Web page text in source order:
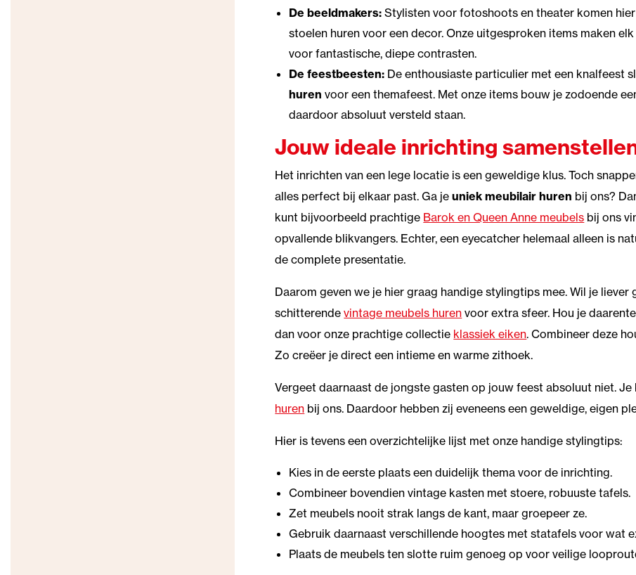
De beeldmakers: Stylisten voor fotoshoots en theater komen
stoelen huren voor een decor. Onze uitgesproken items maken
voor fantastische, diepe contrasten.
De feestbeesten: De enthousiaste particulier met een knalfeest
huren voor een themafeest. Met onze items bouw je zodoende
daardoor absoluut versteld staan.
Jouw ideale inrichting
Het inrichten van een lege locatie is een geweldige klus. Toch
alles perfect bij elkaar past. Ga jeuniek meubilair huren bij ons?
kunt bijvoorbeeld prachtige Barok en Queen Anne meubels bij ons
opvallende blikvangers. Echter, een eyecatcher helemaal alleen is
de complete presentatie.
Daarom geven we je hier graag handige stylingtips mee. Wil je
schitterendevintage meubels huren voor extra sfeer. Hou je
dan voor onze prachtige collectie klassiek eiken. Combineer deze
Zo creëer je direct een intieme en warme zithoek.
Vergeet daarnaast de jongste gasten op jouw feest absoluut niet.
huren bij ons. Daardoor hebben zij eveneens een geweldige, eigen
Hier is tevens een overzichtelijke lijst met onze handige stylingtips:
Kies in de eerste plaats een duidelijk thema voor de inrichting.
Combineer bovendien vintage kasten met stoere, robuuste tafels.
Zet meubels nooit strak langs de kant, maar groepeer ze.
Gebruik daarnaast verschillende hoogtes met statafels voor wat
Plaats de meubels ten slotte ruim genoeg op voor veilige